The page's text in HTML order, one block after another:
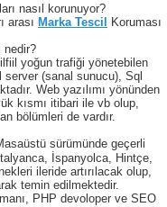
nasıl korunuyor?
arası Marka Tescil Koruması
nedir?
yoğun trafiği yönetebilen
server (sanal sunucu), Sql
Web yazılımı yönünden
kısmı itibari ile vb olup,
bölümleri de vardır.
sürümünde geçerli
İspanyolca, Hintçe,
ileride artırılacak olup,
temin edilmektedir.
PHP devoloper ve SEO